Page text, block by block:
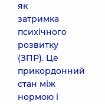
як
затримка
психічного
розвитку
(ЗПР). Це
прикордонний
стан між
нормою і